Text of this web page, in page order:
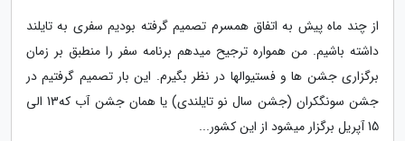
از چند ماه پیش به اتفاق همسرم تصمیم گرفته بودیم سفری به تایلند
داشته باشیم. من همواره ترجیح میدهم برنامه سفر را منطبق بر زمان
برگزاری جشن ها و فستیوالها در نظر بگیرم. این بار تصمیم گرفتیم در
جشن سونگکران (جشن سال نو تایلندی) یا همان جشن آب که13 الی
15 آپریل برگزار میشود از این کشور...